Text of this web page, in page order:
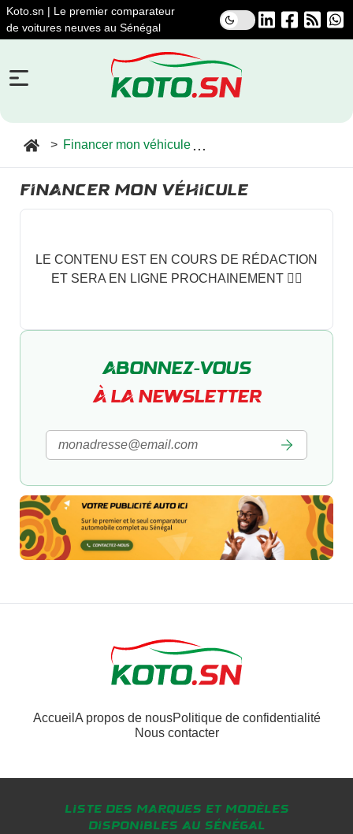
Koto.sn | Le premier comparateur
de voitures neuves au Sénégal
Financer mon véhicule
Financer mon véhicule
LE CONTENU EST EN COURS DE RÉDACTION
ET SERA EN LIGNE PROCHAINEMENT ✍🏽
ABONNEZ-VOUS
À LA NEWSLETTER
Accueil A propos de nousPolitique de confidentialité
Nous contacter
Liste des marques et modèles
disponibles au Sénégal